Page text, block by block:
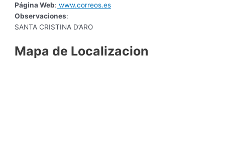
Página Web: www.correos.es
Observaciones:
SANTA CRISTINA D’ARO
Mapa de Localizacion